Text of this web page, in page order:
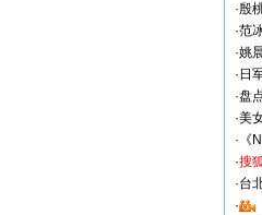
·殷
·范
·姚
· 日
·盘
·美
· 《
·搜
·台
·